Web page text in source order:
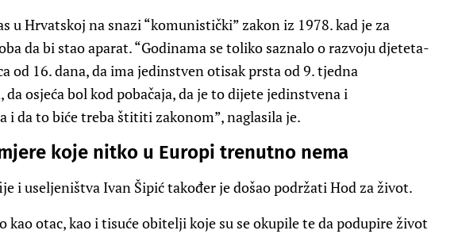
u Hrvatskoj na snazi “komunistički” zakon iz 1978. kad je za
da bi stao aparat. “Godinama se toliko saznalo o razvoju djeteta-
od 16. dana, da ima jedinstven otisak prsta od 9. tjedna
osjeća bol kod pobačaja, da je to dijete jedinstvena i
i da to biće treba štititi zakonom”, naglasila je.
koje nitko u Europi trenutno nema
i useljeništva Ivan Šipić također je došao podržati Hod za život.
kao otac, kao i tisuće obitelji koje su se okupile te da podupire život